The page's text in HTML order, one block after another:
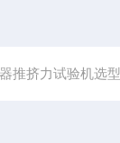
器推挤力试验机选